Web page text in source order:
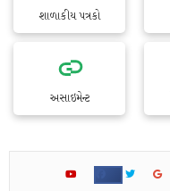
શાળાકીય પત્રકો
અસાઇમેન્ટ